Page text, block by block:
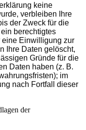
keine
verbleiben Ihre
der Zweck für die
berechtigtes
eine Einwilligung zur
Ihre Daten gelöscht,
Gründe für die
Daten haben (z. B.
im
nach Fortfall dieser
der